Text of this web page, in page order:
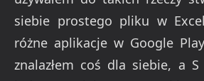
siebie prostego pliku w
różne aplikacje w Google
znalazłem coś dla siebie, a